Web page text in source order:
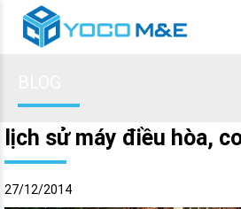
lịch sử máy điều hòa,
27/12/2014